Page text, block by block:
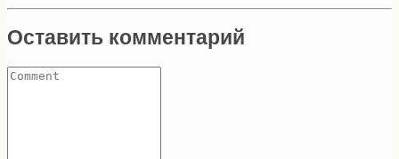
Оставить комментарий